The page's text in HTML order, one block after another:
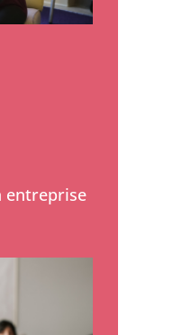
entreprise